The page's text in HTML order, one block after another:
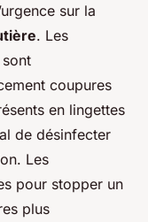
sur la
. Les
coupures
en lingettes
de désinfecter
Les
pour stopper un
plus